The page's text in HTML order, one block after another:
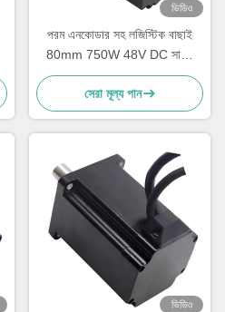
ভিডিও
পরম এনকোডার সহ লজিস্টিক বাছাই
80mm 750W 48V DC সার্ভো
মোটর
সেরা মূল্য পান
ভিডিও